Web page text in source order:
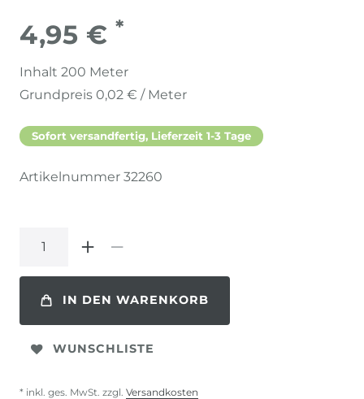
4,95 € *
Inhalt 200 Meter
Grundpreis 0,02 € / Meter
Sofort versandfertig, Lieferzeit 1-3 Tage
Artikelnummer 32260
IN DEN WARENKORB
WUNSCHLISTE
* inkl. ges. MwSt. zzgl. Versandkosten